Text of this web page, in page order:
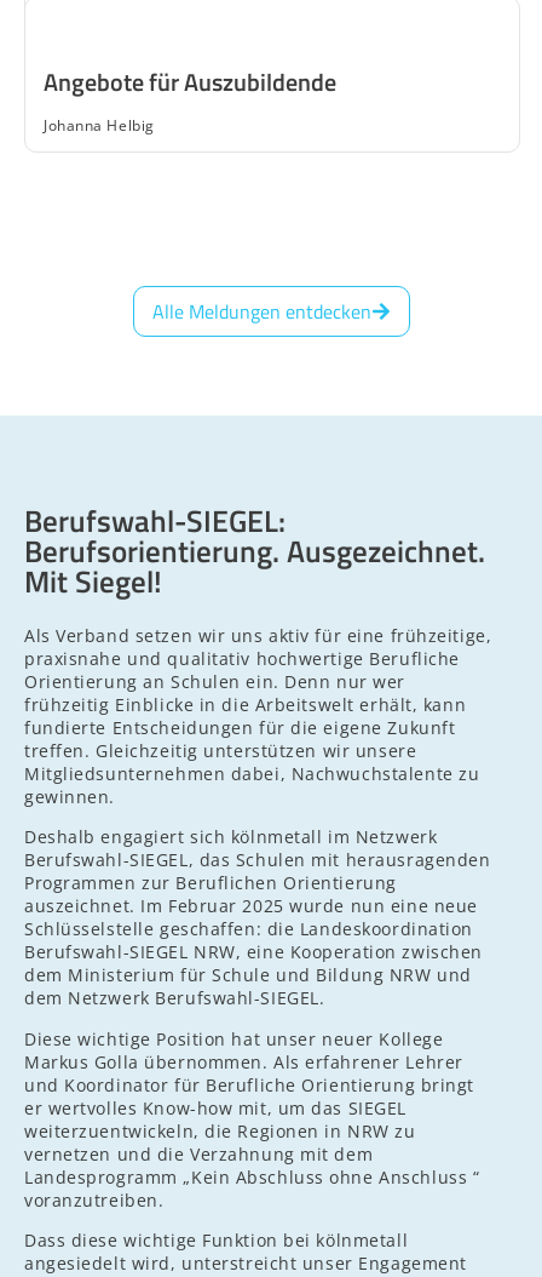
Angebote für Auszubildende
Johanna Helbig
Alle Meldungen entdecken
Berufswahl-SIEGEL:
Berufsorientierung. Ausgezeichnet.
Mit Siegel!
Als Verband setzen wir uns aktiv für eine frühzeitige,
praxisnahe und qualitativ hochwertige Berufliche
Orientierung an Schulen ein. Denn nur wer
frühzeitig Einblicke in die Arbeitswelt erhält, kann
fundierte Entscheidungen für die eigene Zukunft
treffen. Gleichzeitig unterstützen wir unsere
Mitgliedsunternehmen dabei, Nachwuchstalente zu
gewinnen.
Deshalb engagiert sich kölnmetall im Netzwerk
Berufswahl-SIEGEL, das Schulen mit herausragenden
Programmen zur Beruflichen Orientierung
auszeichnet. Im Februar 2025 wurde nun eine neue
Schlüsselstelle geschaffen: die Landeskoordination
Berufswahl-SIEGEL NRW, eine Kooperation zwischen
dem Ministerium für Schule und Bildung NRW und
dem Netzwerk Berufswahl-SIEGEL.
Diese wichtige Position hat unser neuer Kollege
Markus Golla übernommen. Als erfahrener Lehrer
und Koordinator für Berufliche Orientierung bringt
er wertvolles Know-how mit, um das SIEGEL
weiterzuentwickeln, die Regionen in NRW zu
vernetzen und die Verzahnung mit dem
Landesprogramm „Kein Abschluss ohne Anschluss “
voranzutreiben.
Dass diese wichtige Funktion bei kölnmetall
angesiedelt wird, unterstreicht unser Engagement